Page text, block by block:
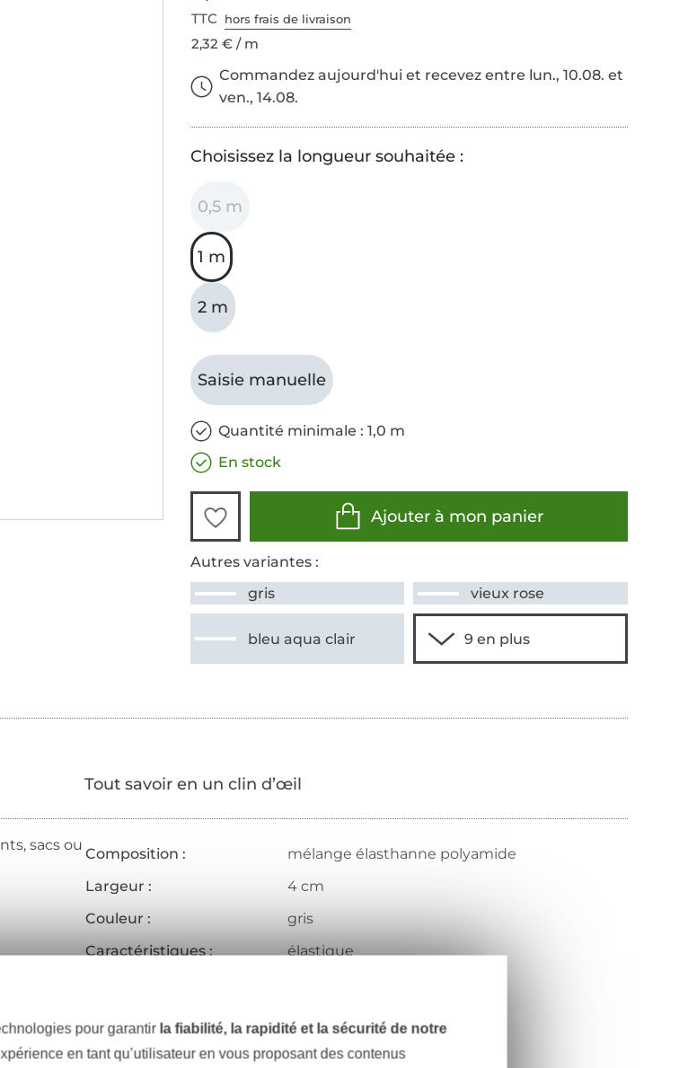
TTC hors frais de livraison
2,32 € / m
Commandez aujourd'hui et recevez entre lun., 10.08. et
ven., 14.08.
Choisissez la longueur souhaitée :
0,5 m
1 m
2 m
Saisie manuelle
Quantité minimale : 1,0 m
En stock
Ajouter à mon panier
Autres variantes :
gris
vieux rose
bleu aqua clair
sacs ou
Tout savoir en un clin d’œil
Composition :
mélange élasthanne polyamide
Largeur :
4 cm
Couleur :
gris
Caractéristiques :
élastique
Coordonnées du fabricant
pour garantir la fiabilité, la rapidité et la sécurité de notre
en tant qu’utilisateur en vous proposant des contenus